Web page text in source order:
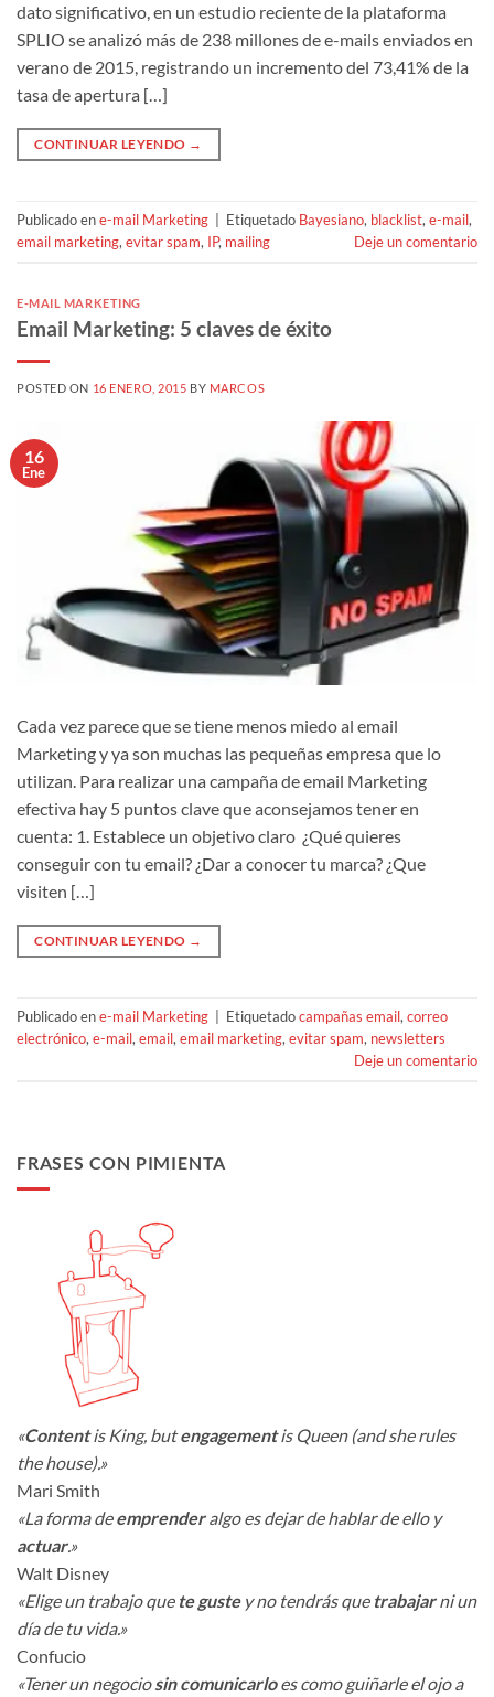
dato significativo, en un estudio reciente de la plataforma
SPLIO se analizó más de 238 millones de e-mails enviados en
verano de 2015, registrando un incremento del 73,41% de la
tasa de apertura […]
CONTINUAR LEYENDO →
Publicado ene-mail Marketing Etiquetado Bayesiano, blacklist,e-mail,
email marketing,evitar spam, IP, mailing Deje un comentario
E-MAIL MARKETING
Email Marketing: 5 claves de éxito
POSTED ON 16 ENERO, 2015 BY MARCOS
16
Ene
Cada vez parece que se tiene menos miedo al email
Marketing y ya son muchas las pequeñas empresa que lo
utilizan. Para realizar una campaña de email Marketing
efectiva hay 5 puntos clave que aconsejamos tener en
cuenta: 1. Establece un objetivo claro ¿Qué quieres
conseguir con tu email? ¿Dar a conocer tu marca? ¿Que
visiten […]
CONTINUAR LEYENDO →
Publicado ene-mail Marketing Etiquetadocampañas email, correo
electrónico, e-mail, email, email marketing, evitar spam, newsletters
Deje un comentario
FRASES CON PIMIENTA
«Contentis King, butengagementis Queen (and she rules
the house).»
Mari Smith
«La forma deemprenderalgo es dejar de hablar de ello y
actuar.»
Walt Disney
«Elige un trabajo que te gustey no tendrás que trabajarni un
día de tu vida.»
Confucio
«Tener un negociosin comunicarloes como guiñarle el ojo a